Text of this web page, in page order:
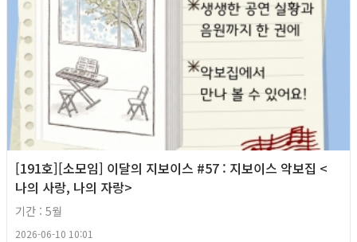
[191호][소모임] 이달의 지보이스 #57 : 지보이스 악보집 <
나의 사랑, 나의 자랑>
기간 : 5월
2026-06-10 10:01